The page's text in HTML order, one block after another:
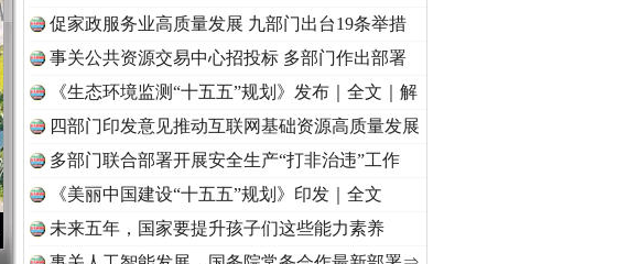
律..·[视频]牢记初心使命 奋进复兴征程丨“转折之城”激荡.. ·[视频]
促家政服务业高质量发展 九部门出台19条举措
事关公共资源交易中心招投标 多部门作出部署
《生态环境监测“十五五”规划》发布｜全文｜解
读
四部门印发意见推动互联网基础资源高质量发展
多部门联合部署开展安全生产“打非治违”工作
《美丽中国建设“十五五”规划》印发｜全文
未来五年，国家要提升孩子们这些能力素养